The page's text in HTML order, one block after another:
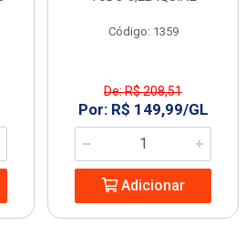
Código: 1359
De: R$ 208,51
Por: R$ 149,99/GL
Adicionar